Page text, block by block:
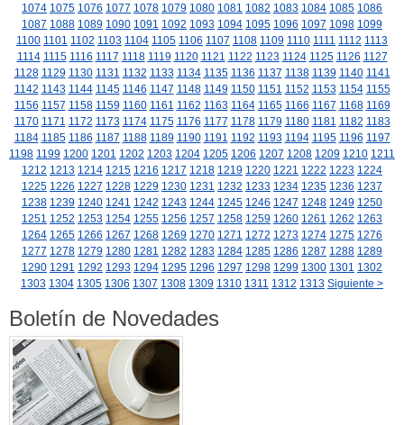
1074 1075 1076 1077 1078 1079 1080 1081 1082 1083 1084 1085 1086
1087 1088 1089 1090 1091 1092 1093 1094 1095 1096 1097 1098 1099
1100 1101 1102 1103 1104 1105 1106 1107 1108 1109 1110 1111 1112 1113
1114 1115 1116 1117 1118 1119 1120 1121 1122 1123 1124 1125 1126 1127
1128 1129 1130 1131 1132 1133 1134 1135 1136 1137 1138 1139 1140 1141
1142 1143 1144 1145 1146 1147 1148 1149 1150 1151 1152 1153 1154 1155
1156 1157 1158 1159 1160 1161 1162 1163 1164 1165 1166 1167 1168 1169
1170 1171 1172 1173 1174 1175 1176 1177 1178 1179 1180 1181 1182 1183
1184 1185 1186 1187 1188 1189 1190 1191 1192 1193 1194 1195 1196 1197
1198 1199 1200 1201 1202 1203 1204 1205 1206 1207 1208 1209 1210 1211
1212 1213 1214 1215 1216 1217 1218 1219 1220 1221 1222 1223 1224
1225 1226 1227 1228 1229 1230 1231 1232 1233 1234 1235 1236 1237
1238 1239 1240 1241 1242 1243 1244 1245 1246 1247 1248 1249 1250
1251 1252 1253 1254 1255 1256 1257 1258 1259 1260 1261 1262 1263
1264 1265 1266 1267 1268 1269 1270 1271 1272 1273 1274 1275 1276
1277 1278 1279 1280 1281 1282 1283 1284 1285 1286 1287 1288 1289
1290 1291 1292 1293 1294 1295 1296 1297 1298 1299 1300 1301 1302
1303 1304 1305 1306 1307 1308 1309 1310 1311 1312 1313 Siguiente >
Boletín de Novedades